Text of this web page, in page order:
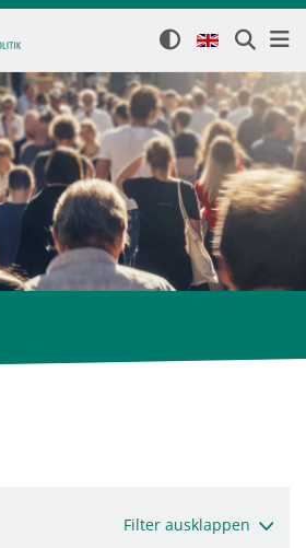
Filter ausklappen